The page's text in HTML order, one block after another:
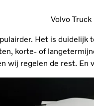
Volvo
Het is
korte- of
wij regelen de rest.